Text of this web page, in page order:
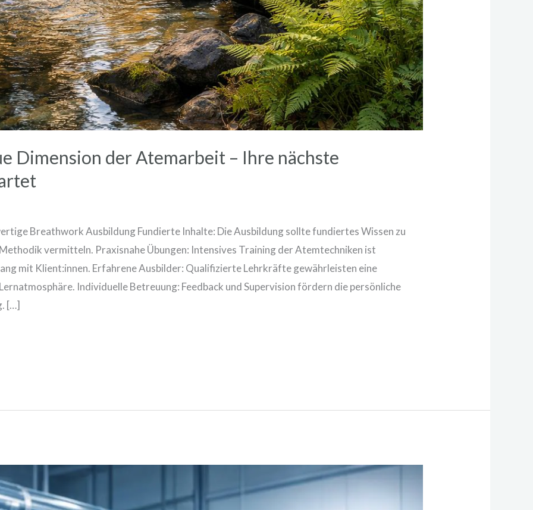
Dimension der Atemarbeit – Ihre nächste
Breathwork Ausbildung Fundierte Inhalte: Die Ausbildung sollte fundiertes Wissen zu
vermitteln. Praxisnahe Übungen: Intensives Training der Atemtechniken ist
mit Klient:innen. Erfahrene Ausbilder: Qualifizierte Lehrkräfte gewährleisten eine
Individuelle Betreuung: Feedback und Supervision fördern die persönliche
[…]